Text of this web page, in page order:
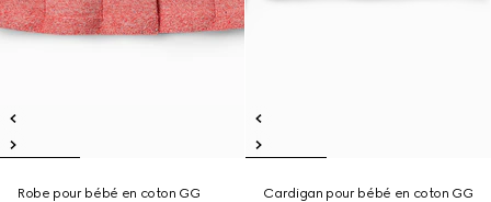
Robe pour bébé en coton GG
Cardigan pour bébé en coton GG